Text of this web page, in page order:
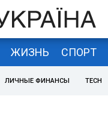
ЖИЗНЬ СПОРТ
ЛИЧНЫЕ ФИНАНСЫ TECH